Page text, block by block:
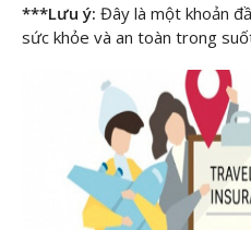
***Lưu ý: Đây là một khoản
sức khỏe và an toàn trong